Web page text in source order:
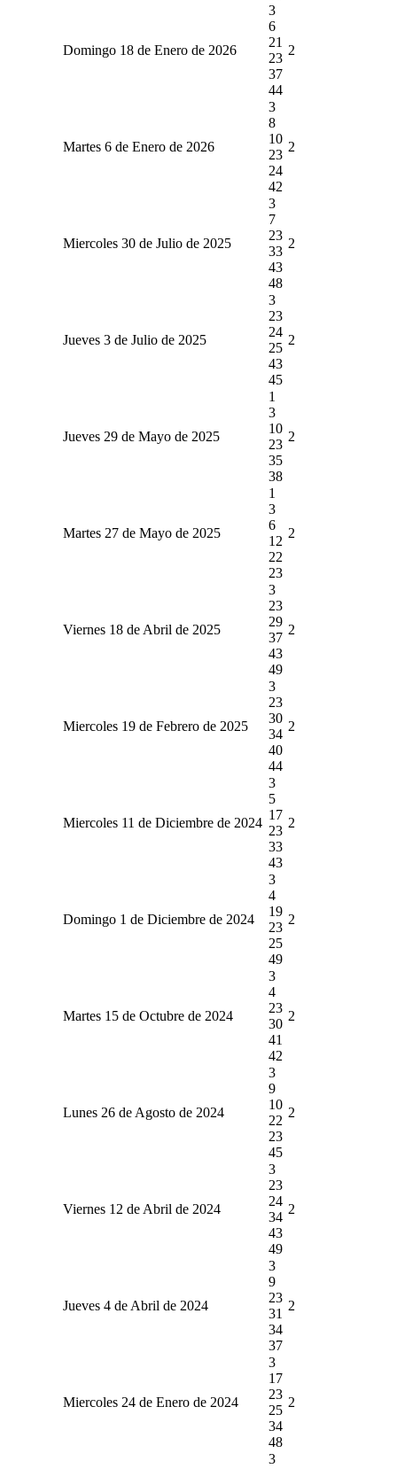
Domingo 18 de Enero de 2026
3
6
21
23
37
44
2
Martes 6 de Enero de 2026
3
8
10
23
24
42
2
Miercoles 30 de Julio de 2025
3
7
23
33
43
48
2
Jueves 3 de Julio de 2025
3
23
24
25
43
45
2
Jueves 29 de Mayo de 2025
1
3
10
23
35
38
2
Martes 27 de Mayo de 2025
1
3
6
12
22
23
2
Viernes 18 de Abril de 2025
3
23
29
37
43
49
2
Miercoles 19 de Febrero de 2025
3
23
30
34
40
44
2
Miercoles 11 de Diciembre de 2024
3
5
17
23
33
43
2
Domingo 1 de Diciembre de 2024
3
4
19
23
25
49
2
Martes 15 de Octubre de 2024
3
4
23
30
41
42
2
Lunes 26 de Agosto de 2024
3
9
10
22
23
45
2
Viernes 12 de Abril de 2024
3
23
24
34
43
49
2
Jueves 4 de Abril de 2024
3
9
23
31
34
37
2
Miercoles 24 de Enero de 2024
3
17
23
25
34
48
2
3